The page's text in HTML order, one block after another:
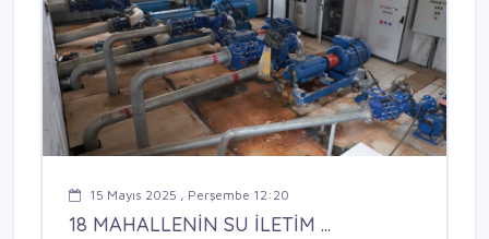
15 Mayıs 2025 , Perşembe 12:20
18 MAHALLENİN SU İLETİM ...